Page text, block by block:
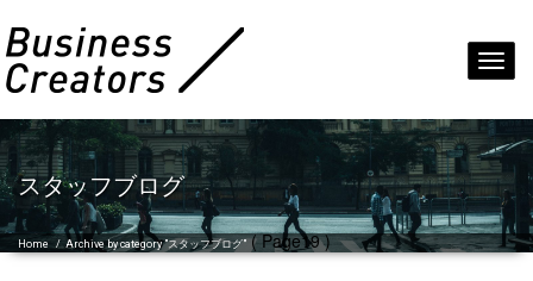
スタッフブログ
Home /Archive by category "スタッフブログ"( Page19 )